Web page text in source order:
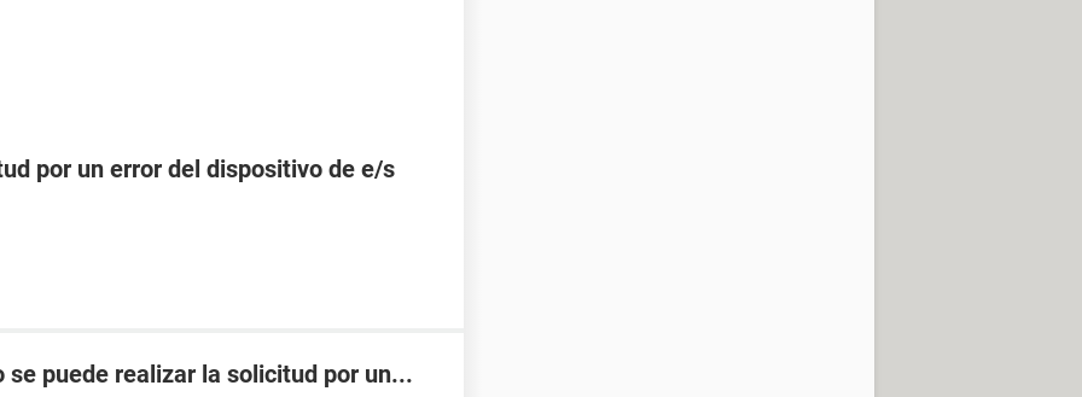
por un error del dispositivo de e/s
se puede realizar la solicitud por un...